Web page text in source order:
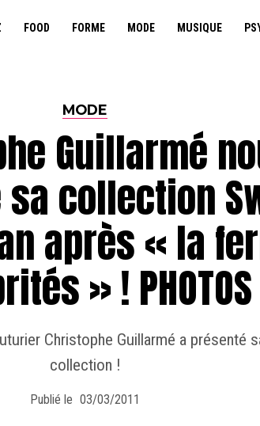
FOOD FORME MODE MUSIQUE
MODE
Guillarmé
collection
après « la
» ! PHOTOS
Christophe Guillarmé a présenté
collection !
Publié le 03/03/2011